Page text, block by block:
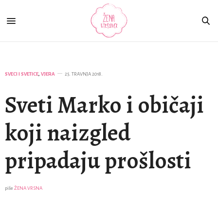
SVECI I SVETICE, VJERA 25. TRAVNJA 2018.
Sveti Marko i običaji
koji naizgled
pripadaju prošlosti
piše ŽENA VRSNA